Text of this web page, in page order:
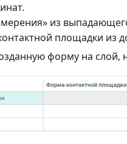
из
площадки из
форму на слой,